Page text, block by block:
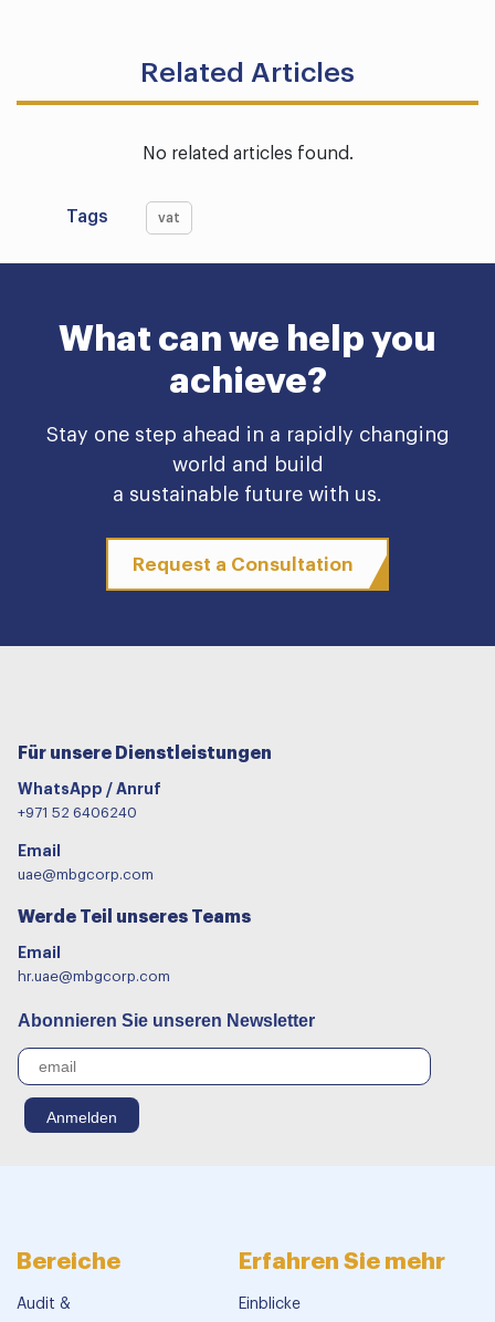
Related Articles
No related articles found.
Tags vat
What can we help you
achieve?
Stay one step ahead in a rapidly changing
world and build
a sustainable future with us.
Request a Consultation
Für unsere Dienstleistungen
WhatsApp / Anruf
+971 52 6406240
Email
uae@mbgcorp.com
Werde Teil unseres Teams
Email
hr.uae@mbgcorp.com
Abonnieren Sie unseren Newsletter
Bereiche
Audit &
Erfahren Sie mehr
Einblicke